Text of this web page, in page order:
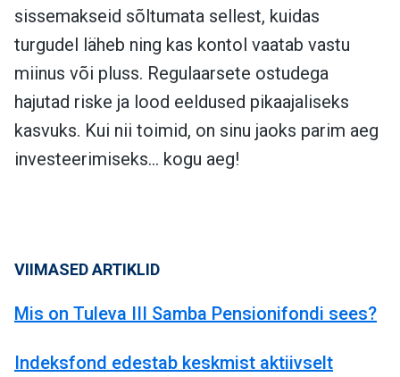
sissemakseid sõltumata sellest, kuidas
turgudel läheb ning kas kontol vaatab vastu
miinus või pluss. Regulaarsete ostudega
hajutad riske ja lood eeldused pikaajaliseks
kasvuks. Kui nii toimid, on sinu jaoks parim aeg
investeerimiseks… kogu aeg!
VIIMASED ARTIKLID
Mis on Tuleva III Samba Pensionifondi sees?
Indeksfond edestab keskmist aktiivselt